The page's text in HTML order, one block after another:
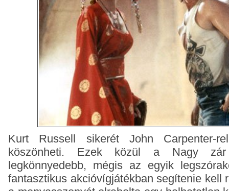
Kurt Russell sikerét John Carpenter-
köszönheti. Ezek közül a Nagy
legkönnyedebb, mégis az egyik
fantasztikus akcióvígjátékban segítenie kell